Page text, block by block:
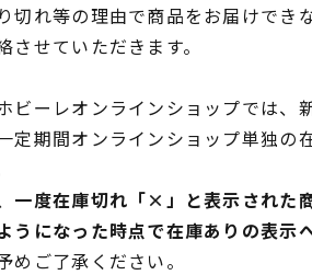
切れ等の理由で商品をお届けでき
させていただきます。
ビーレオンラインショップでは、
定期間オンラインショップ単独の
一度在庫切れ「×」と表示された
うになった時点で在庫ありの表示
めご了承ください。